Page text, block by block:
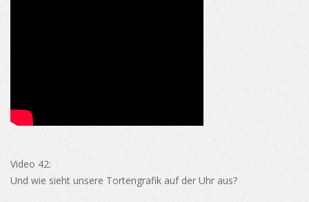
Video 42:
Und wie sieht unsere Tortengrafik auf der Uhr aus?